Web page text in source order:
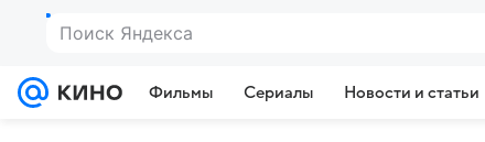
Поиск Яндекса
Фильмы Сериалы Новости и статьи